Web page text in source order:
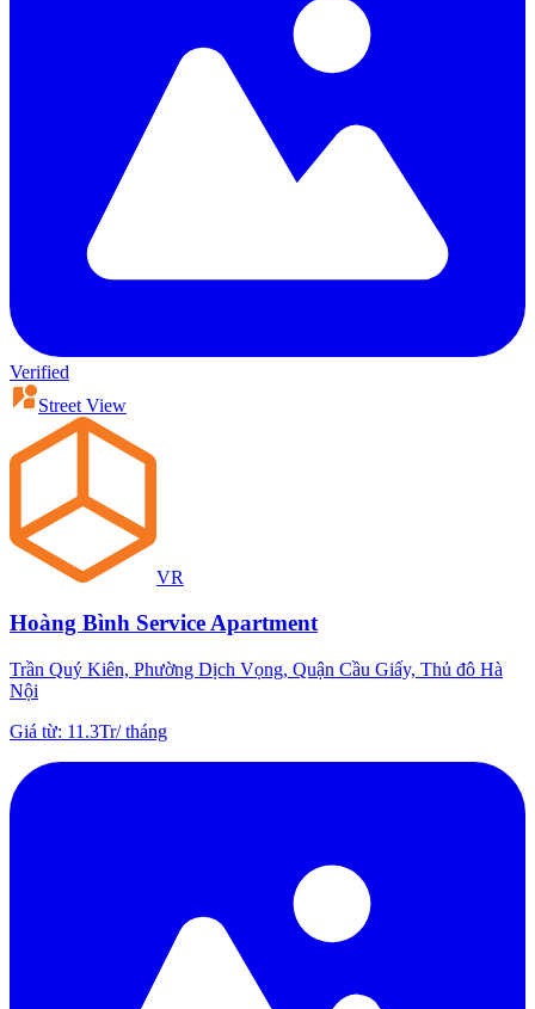
Verified
Street View
VR
Hoàng Bình Service Apartment
Trần Quý Kiên, Phường Dịch Vọng, Quận Cầu Giấy, Thủ đô Hà
Nội
Giá từ: 11.3Tr/tháng